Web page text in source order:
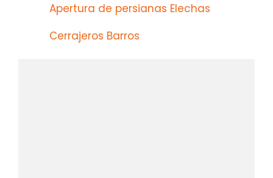
Apertura de persianas Elechas
Cerrajeros Barros